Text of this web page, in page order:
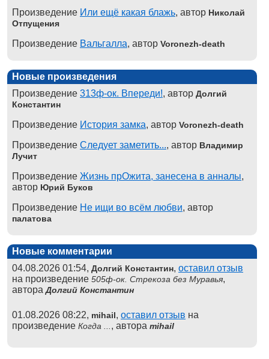
Произведение Или ещё какая блажь, автор Николай
Отпущения
Произведение Вальгалла, автор Voronezh-death
Новые произведения
Произведение 313ф-ок. Впереди!, автор Долгий
Константин
Произведение История замка, автор Voronezh-death
Произведение Следует заметить..., автор Владимир
Лучит
Произведение Жизнь прОжита, занесена в анналы,
автор Юрий Буков
Произведение Не ищи во всём любви, автор
палатова
Новые комментарии
04.08.2026 01:54, Долгий Константин, оставил отзыв
на произведение 505ф-ок. Стрекоза без Муравья,
автораДолгий Константин
01.08.2026 08:22, mihail, оставил отзыв на
произведение Когда ... , автора mihail